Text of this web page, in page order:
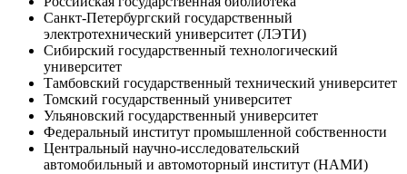
Санкт-Петербургский государственный
электротехнический университет (ЛЭТИ)
Сибирский государственный технологический
университет
Тамбовский государственный технический университет
Томский государственный университет
Ульяновский государственный университет
Федеральный институт промышленной собственности
Центральный научно-исследовательский
автомобильный и автомоторный институт (НАМИ)